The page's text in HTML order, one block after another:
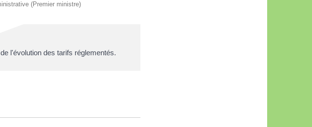
(Premier ministre)
l'évolution des tarifs réglementés.